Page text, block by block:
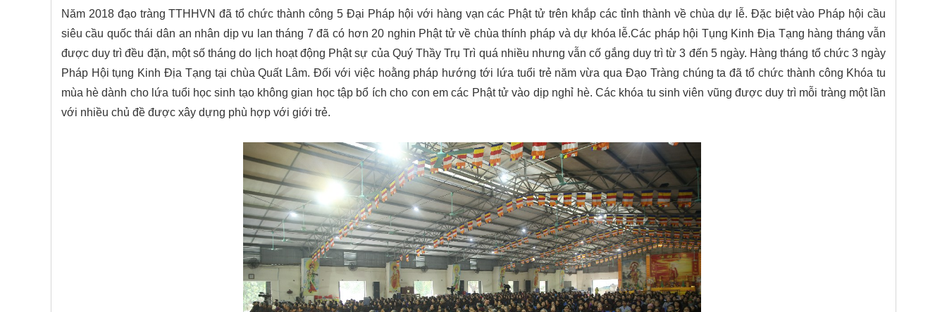
Năm 2018 đạo tràng TTHHVN đã tổ chức thành công 5 Đại Pháp hội với hàng vạn các Phật tử trên khắp các tỉnh thành về chùa dự lễ. Đặc biệt vào Pháp hội cầu
siêu cầu quốc thái dân an nhân dịp vu lantháng 7 đã có hơn 20 nghin Phật tử về chùa thính pháp và dự khóa lễ.Các pháp hội Tụng Kinh Địa Tạng hàng tháng vẫn
được duy trì đều đặn, một số tháng do lịch hoạt động Phật sự của Quý Thầy Trụ Trì quá nhiều nhưng vẫn cố gắng duy trì từ 3 đến 5 ngày. Hàng tháng tổ chức 3 ngày
Pháp Hội tụng Kinh Địa Tạng tại chùa Quất Lâm.Đối với việc hoằng pháp hướng tới lứa tuổi trẻ năm vừa qua Đạo Tràng chúng ta đã tổ chức thành công Khóa tu
mùa hè dành cho lứa tuổi học sinh tạo không gian học tập bổ ích cho con em các Phật tử vào dịp nghỉ hè. Các khóa tu sinh viên vũng được duy trì mỗi tràng một lần
với nhiều chủ đề được xây dựng phù hợp với giới trẻ.